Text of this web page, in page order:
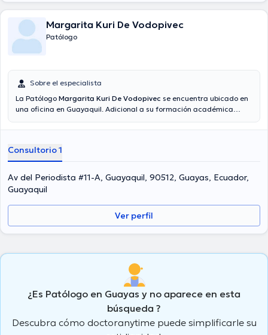
Margarita Kuri De Vodopivec
Patólogo
Sobre el especialista
La Patólogo Margarita Kuri De Vodopivec se encuentra ubicado en
una oficina en Guayaquil. Adicional a su formación académica
área de especialidad. La Dra. tiene numerosos años de experiencia
desempeñado como miembro de diversas asociaciones médicas.
Margarita Kuri De Vodopivec ha participado en incontables
conferencias con la intención de lograr tener una formación
continua en su temática de especialización y ha difundido
numerosos artículos.
Consultorio 1
Av del Periodista #11-A, Guayaquil, 90512, Guayas, Ecuador,
Guayaquil
Ver perfil
¿Es Patólogo en Guayas y no aparece en esta
búsqueda ?
Descubra cómo doctoranytime puede simplificarle su